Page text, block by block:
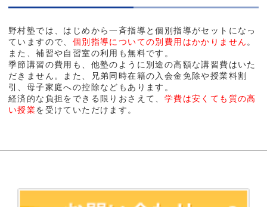
野村塾では、はじめから一斉指導と個別指導がセットになっ
ていますので、 個別指導についての別費用 はかかり ません 。
また、補習や自習室の利用も無料です。
季節講習の費用も、他塾のように別途の高額な講習費はいた
だきません。また、兄弟同時在籍の入会金免除や授業料割
引、母子家庭への控除などもあります。
経済的な負担をできる限りおさえて、 学費は安くても質の高
い授業を受けていただけ ます。